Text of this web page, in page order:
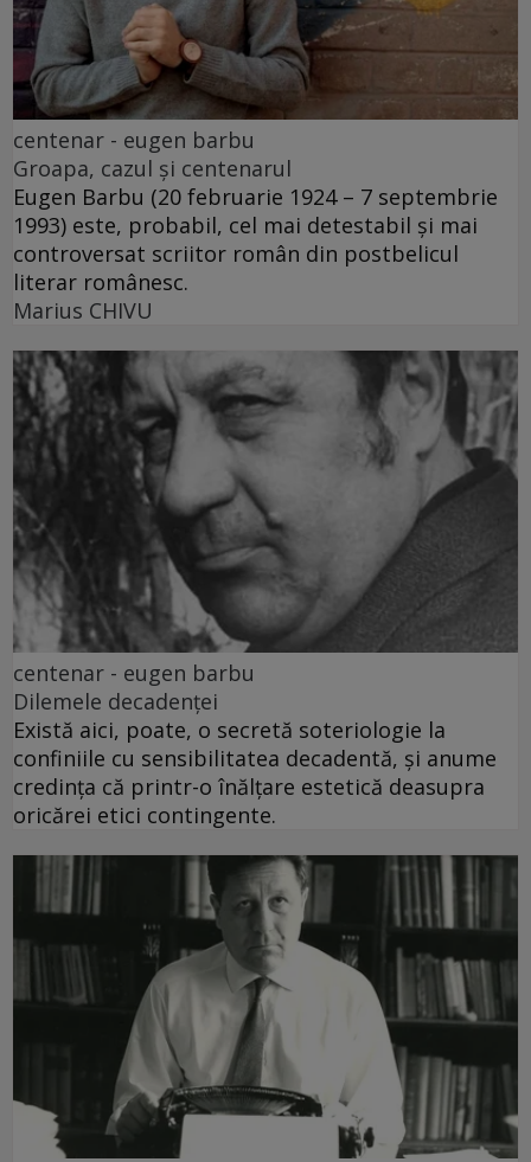
centenar - eugen barbu
Groapa, cazul și centenarul
Eugen Barbu (20 februarie 1924 – 7 septembrie
1993) este, probabil, cel mai detestabil și mai
controversat scriitor român din postbelicul
literar românesc.
Marius CHIVU
centenar - eugen barbu
Dilemele decadenței
Există aici, poate, o secretă soteriologie la
confiniile cu sensibilitatea decadentă, și anume
credința că printr-o înălțare estetică deasupra
oricărei etici contingente.